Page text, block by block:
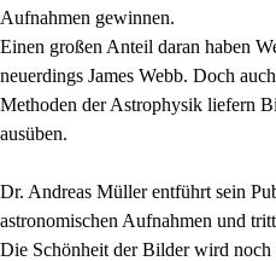
Aufnahmen gewinnen.
Einen großen Anteil daran haben
neuerdings James Webb. Doch
Methoden der Astrophysik liefern
ausüben.
Dr. Andreas Müller entführt sein
astronomischen Aufnahmen und
Die Schönheit der Bilder wird